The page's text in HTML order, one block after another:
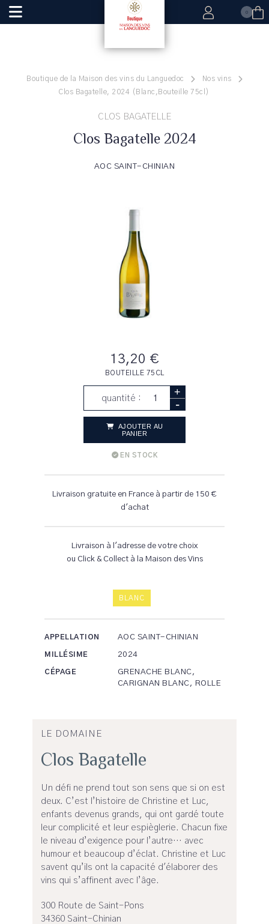
0
Boutique de la Maison des vins du Languedoc
Nos vins
Clos Bagatelle, 2024 (Blanc,Bouteille 75cl)
CLOS BAGATELLE
Clos Bagatelle 2024
AOC SAINT-CHINIAN
13,20 €
BOUTEILLE 75CL
quantité : +
-
AJOUTER AU
PANIER
EN STOCK
Livraison gratuite en France à partir de 150 €
d'achat
Livraison à l'adresse de votre choix
ou Click & Collect à la Maison des Vins
BLANC
APPELLATION AOC SAINT-CHINIAN
MILLÉSIME 2024
CÉPAGE
GRENACHE BLANC,
CARIGNAN BLANC, ROLLE
LE DOMAINE
Clos Bagatelle
Un défi ne prend tout son sens que si on est
deux. C’est l’histoire de Christine et Luc,
enfants devenus grands, qui ont gardé toute
leur complicité et leur espièglerie. Chacun fixe
le niveau d’exigence pour l’autre… avec
humour et beaucoup d’éclat. Christine et Luc
savent qu’ils ont la capacité d'élaborer des
vins qui s’affinent avec l’âge.
300 Route de Saint-Pons
34360 Saint-Chinian